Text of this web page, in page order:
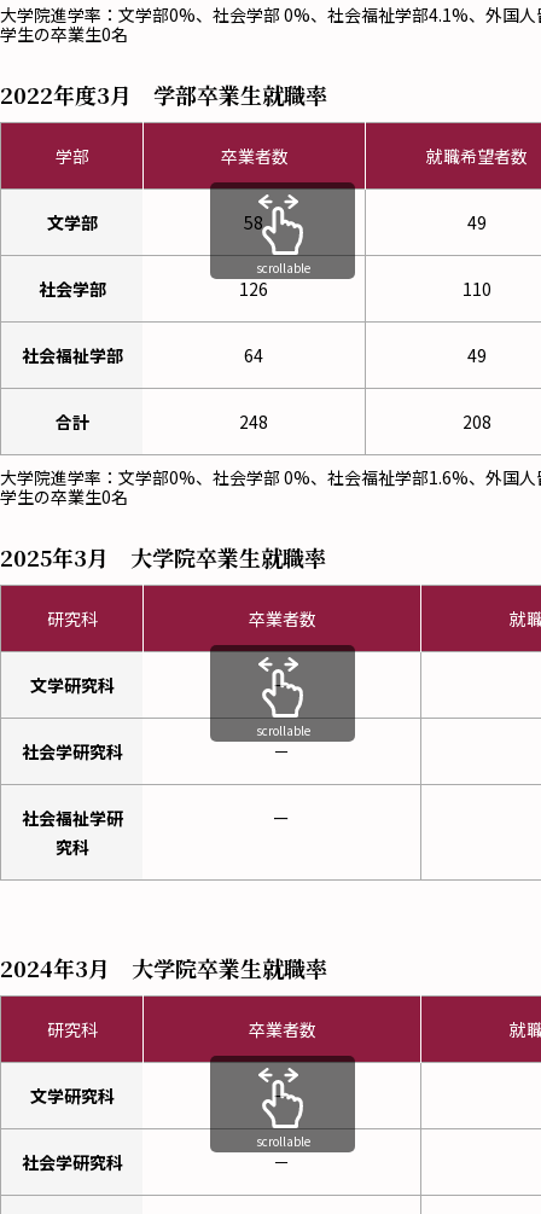
大学院進学率：文学部0%、社会学部 0%、社会福祉学部4.1%、外国人
学生の卒業生0名
2022年度3月 学部卒業生就職率
学部 卒業者数 就職希望者数
文学部 58 49
社会学部 126 110
社会福祉学部 64 49
合計 248 208
大学院進学率：文学部0%、社会学部 0%、社会福祉学部1.6%、外国人
学生の卒業生0名
scrollable
2025年3月 大学院卒業生就職率
研究科 卒業者数 就
文学研究科 ー
社会学研究科 －
社会福祉学研
究科
ー
scrollable
2024年3月 大学院卒業生就職率
研究科 卒業者数 就
文学研究科 ー
社会学研究科 －
scrollable